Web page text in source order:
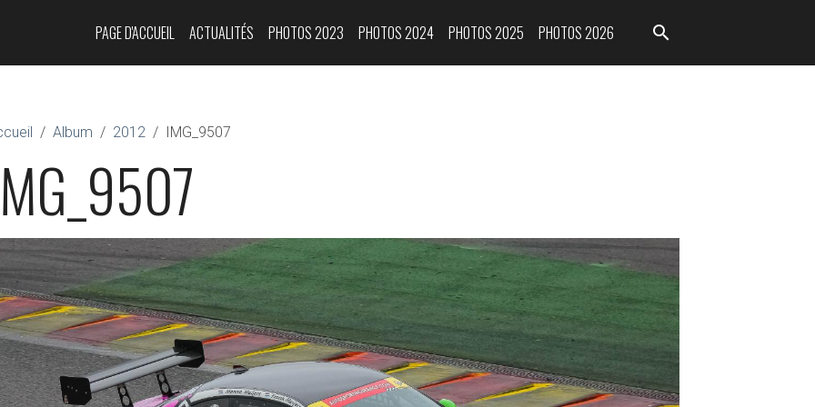
PAGE D'ACCUEIL ACTUALITÉS PHOTOS 2023 PHOTOS 2024 PHOTOS 2025 PHOTOS 2026
Album 2012 IMG_9507